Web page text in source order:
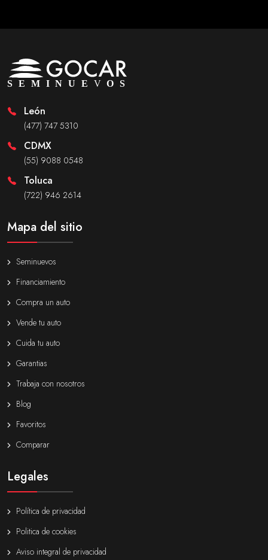
León
(477) 747 5310
CDMX
(55) 9088 0548
Toluca
(722) 946 2614
Mapa del sitio
Seminuevos
Financiamiento
Compra un auto
Vende tu auto
Cuida tu auto
Garantias
Trabaja con nosotros
Blog
Favoritos
Comparar
Legales
Política de privacidad
Politica de cookies
Aviso integral de privacidad